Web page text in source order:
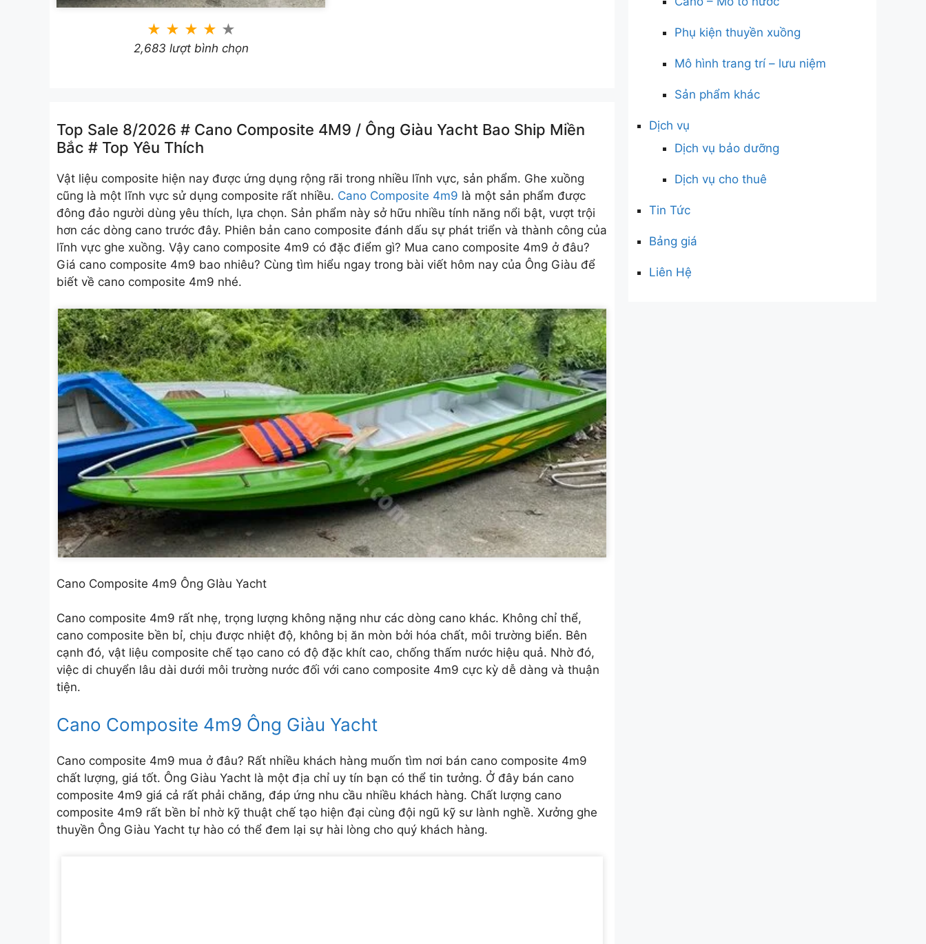
★ ★ ★ ★ ★
2,683 lượt bình chọn
Top Sale 8/2026 # Cano Composite 4M9 /️ Ông Giàu Yacht Bao Ship Miền
Bắc # Top Yêu Thích
Vật liệu composite hiện nay được ứng dụng rộng rãi trong nhiều lĩnh vực, sản phẩm. Ghe xuồng
cũng là một lĩnh vực sử dụng composite rất nhiều. Cano Composite 4m9 là một sản phẩm được
đông đảo người dùng yêu thích, lựa chọn. Sản phẩm này sở hữu nhiều tính năng nổi bật, vượt trội
hơn các dòng cano trước đây. Phiên bản cano composite đánh dấu sự phát triển và thành công của
lĩnh vực ghe xuồng. Vậy cano composite 4m9 có đặc điểm gì? Mua cano composite 4m9 ở đâu?
Giá cano composite 4m9 bao nhiêu? Cùng tìm hiểu ngay trong bài viết hôm nay của Ông Giàu để
biết về cano composite 4m9 nhé.
Cano Composite 4m9 Ông GIàu Yacht
Cano composite 4m9 rất nhẹ, trọng lượng không nặng như các dòng cano khác. Không chỉ thể,
cano composite bền bỉ, chịu được nhiệt độ, không bị ăn mòn bởi hóa chất, môi trường biển. Bên
cạnh đó, vật liệu composite chế tạo cano có độ đặc khít cao, chống thấm nước hiệu quả. Nhờ đó,
việc di chuyển lâu dài dưới môi trường nước đối với cano composite 4m9 cực kỳ dễ dàng và thuận
tiện.
Cano Composite 4m9 Ông Giàu Yacht
Cano composite 4m9 mua ở đâu? Rất nhiều khách hàng muốn tìm nơi bán cano composite 4m9
chất lượng, giá tốt. Ông Giàu Yacht là một địa chỉ uy tín bạn có thể tin tưởng. Ở đây bán cano
composite 4m9 giá cả rất phải chăng, đáp ứng nhu cầu nhiều khách hàng. Chất lượng cano
composite 4m9 rất bền bỉ nhờ kỹ thuật chế tạo hiện đại cùng đội ngũ kỹ sư lành nghề. Xưởng ghe
thuyền Ông Giàu Yacht tự hào có thể đem lại sự hài lòng cho quý khách hàng.
Phụ kiện thuyền xuồng
Mô hình trang trí – lưu niệm
Sản phẩm khác
Dịch vụ
Dịch vụ bảo dưỡng
Dịch vụ cho thuê
Tin Tức
Bảng giá
Liên Hệ